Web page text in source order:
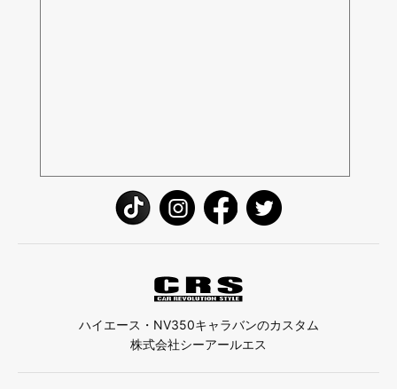
ハイエース・NV350キャラバンのカスタム
株式会社シーアールエス